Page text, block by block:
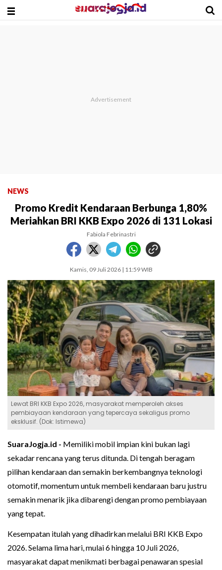
NEWS
Promo Kredit Kendaraan Berbunga 1,80%
Meriahkan BRI KKB Expo 2026 di 131 Lokasi
Fabiola Febrinastri
Kamis, 09 Juli 2026 | 11:59 WIB
Lewat BRI KKB Expo 2026, masyarakat memperoleh akses
pembiayaan kendaraan yang tepercaya sekaligus promo
eksklusif. (Dok: Istimewa)
SuaraJogja.id - Memiliki mobil impian kini bukan lagi
sekadar rencana yang terus ditunda. Di tengah beragam
pilihan kendaraan dan semakin berkembangnya teknologi
otomotif, momentum untuk membeli kendaraan baru justru
semakin menarik jika dibarengi dengan promo pembiayaan
yang tepat.
Kesempatan itulah yang dihadirkan melalui BRI KKB Expo
2026. Selama lima hari, mulai 6 hingga 10 Juli 2026,
masyarakat dapat menikmati berbagai penawaran spesial